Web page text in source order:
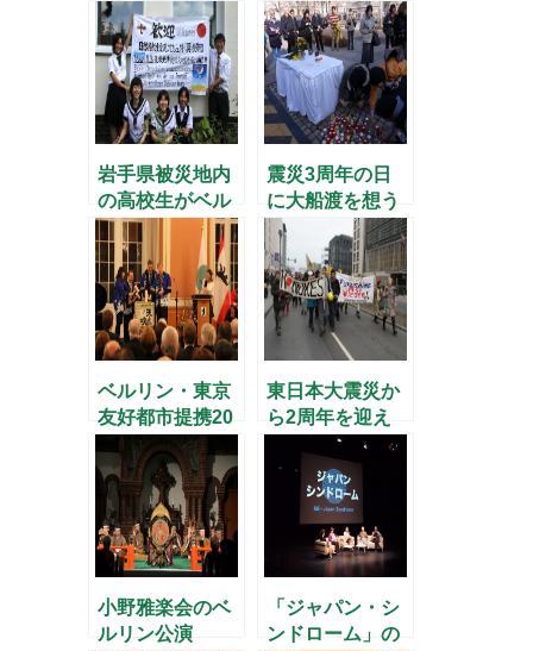
岩手県被災地内
の高校生がベル
リンへ
震災3周年の日
に大船渡を想う
ベルリン・東京
友好都市提携20
東日本大震災か
ら2周年を迎え
小野雅楽会のベ
ルリン公演
「ジャパン・シ
ンドローム」の